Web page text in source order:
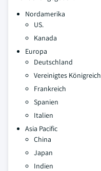
Nordamerika
US.
Kanada
Europa
Deutschland
Vereinigtes Königreich
Frankreich
Spanien
Italien
Asia Pacific
China
Japan
Indien